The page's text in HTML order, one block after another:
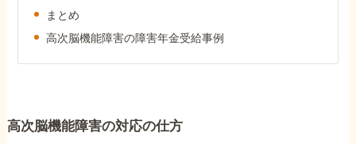
サイトマップ
まとめ
高次脳機能障害の障害年金受給事例
高次脳機能障害の対応の仕方